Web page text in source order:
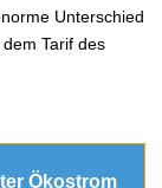
Unterschied
Tarif des
Ökostrom